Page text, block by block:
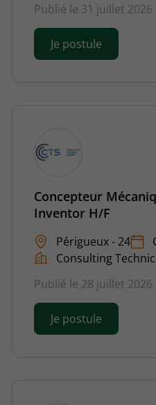
Publié le 31 juillet 2026
Je postule
Concepteur
Inventor H/F
Périgueux - 24
Consulting
Publié le 28 juillet 2026
Je postule